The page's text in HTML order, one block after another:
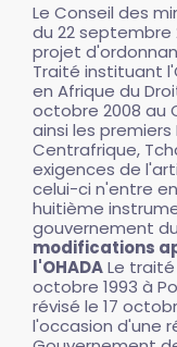
Le Conseil des
du 22
projet
Traité instituant
en Afrique du
octobre 2008 au
ainsi les
Centrafrique,
exigences de
celui-ci n'entre
huitième
gouvernement
modifications
l'OHADALe traité
octobre 1993 à
révisé le 17
l'occasion d'une